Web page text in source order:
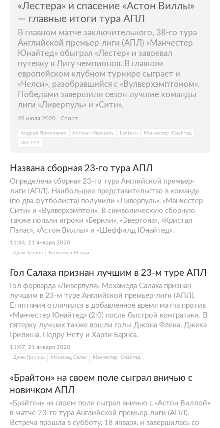
«Лестера» и спасение «Астон Виллы»
— главные итоги тура АПЛ
В главном матче заключительного, 38-го тура
Английской премьер-лиги (АПЛ) «Манчестер
Юнайтед» обыграл «Лестер» и завоевал
путевку в Лигу чемпионов. В главном
европейском клубном турнире сыграет и
«Челси», разобравшийся с «Вулверхэмптоном».
Победами завершили сезон лучшие команды
лиги «Ливерпуль» и «Сити».
28 июля 2020 Спорт
Андрей Ярмоленко Антони Марсьяль Lenta.ru
Манчестер Юнайтед
ЛЕСТЕР
Названа сборная 23-го тура АПЛ
Определена сборная 23-го тура Английской премьер-
лиги (АПЛ). Наибольшее представительство в команде
(по два футболиста) получили «Ливерпуль», «Манчестер
Сити» и «Вулверхэмптон». В символическую сборную
также попали игроки «Бернли», «Эвертона», «Кристал
Пэлас», «Астон Виллы» и «Шеффилд Юнайтед».
11:44, 21 января 2020
Адам Траоре Бенжамен Менди
Гол Салаха признан лучшим в 23-м туре АПЛ
Гол форварда «Ливерпуля» Мохамеда Салаха признан
лучшим в 23-м туре Английской премьер-лиги (АПЛ).
Египтянин отличился в добавленное время матча против
«Манчестер Юнайтед» (2:0) после быстрой контратаки. В
пятерку лучших также вошли голы Джона Флека, Джека
Грилиша, Педру Нету и Харви Барнса.
11:07, 21 января 2020
Джек Грилиш Мохамед Салах Манчестер Юнайтед
«Брайтон» на своем поле сыграл вничью с
новичком АПЛ
«Брайтон» на своем поле сыграл вничью с «Астон Виллой»
в матче 23-го тура Английской премьер-лиги (АПЛ).
Встреча прошла в субботу, 18 января, и завершилась со